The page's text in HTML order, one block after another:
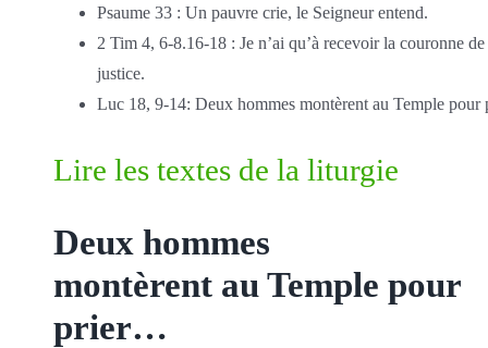
Psaume 33 : Un pauvre crie, le Seigneur entend.
2 Tim 4, 6-8.16-18 : Je n’ai qu’à recevoir la couronne
justice.
Luc 18, 9-14: Deux hommes montèrent au Temple pour
Lire les textes de la liturgie
Deux hommes
montèrent au Temple pour
prier…